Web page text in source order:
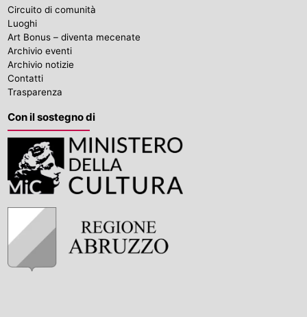
Circuito di comunità
Luoghi
Art Bonus – diventa mecenate
Archivio eventi
Archivio notizie
Contatti
Trasparenza
Con il sostegno di